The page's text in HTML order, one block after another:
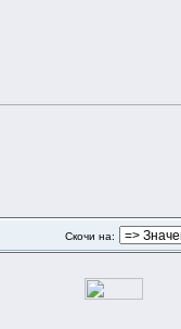
Скочи на: